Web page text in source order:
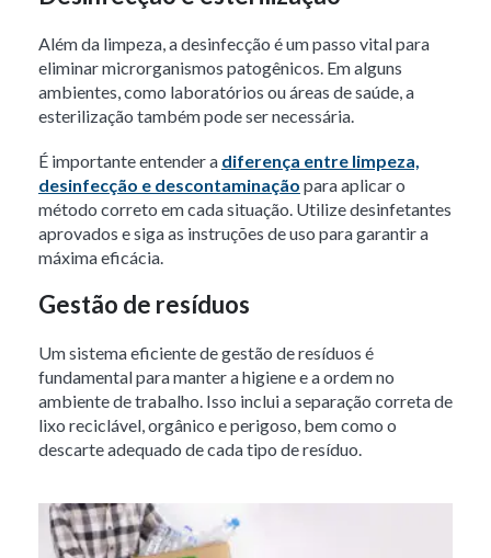
Além da limpeza, a desinfecção é um passo vital para
eliminar microrganismos patogênicos. Em alguns
ambientes, como laboratórios ou áreas de saúde, a
esterilização também pode ser necessária.
É importante entender a diferença entre limpeza,
desinfecção e descontaminação para aplicar o
método correto em cada situação. Utilize desinfetantes
aprovados e siga as instruções de uso para garantir a
máxima eficácia.
Gestão de resíduos
Um sistema eficiente de gestão de resíduos é
fundamental para manter a higiene e a ordem no
ambiente de trabalho. Isso inclui a separação correta de
lixo reciclável, orgânico e perigoso, bem como o
descarte adequado de cada tipo de resíduo.